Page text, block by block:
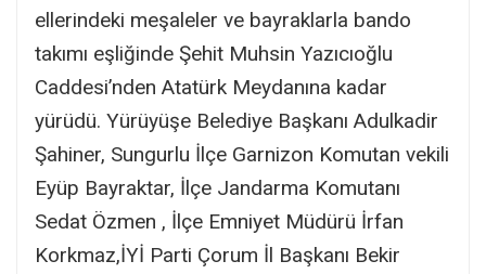
ellerindeki meşaleler ve bayraklarla bando
takımı eşliğinde Şehit Muhsin Yazıcıoğlu
Caddesi’nden Atatürk Meydanına kadar
yürüdü. Yürüyüşe Belediye Başkanı Adulkadir
Şahiner, Sungurlu İlçe Garnizon Komutan vekili
Eyüp Bayraktar, İlçe Jandarma Komutanı
Sedat Özmen , İlçe Emniyet Müdürü İrfan
Korkmaz,İYİ Parti Çorum İl Başkanı Bekir